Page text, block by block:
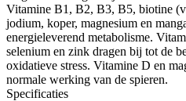
Vitamine B1, B2, B3, B5, biotine
jodium, koper, magnesium en
energieleverend metabolisme.
selenium en zink dragen bij tot de
oxidatieve stress. Vitamine D en
normale werking van de spieren.
Specificaties